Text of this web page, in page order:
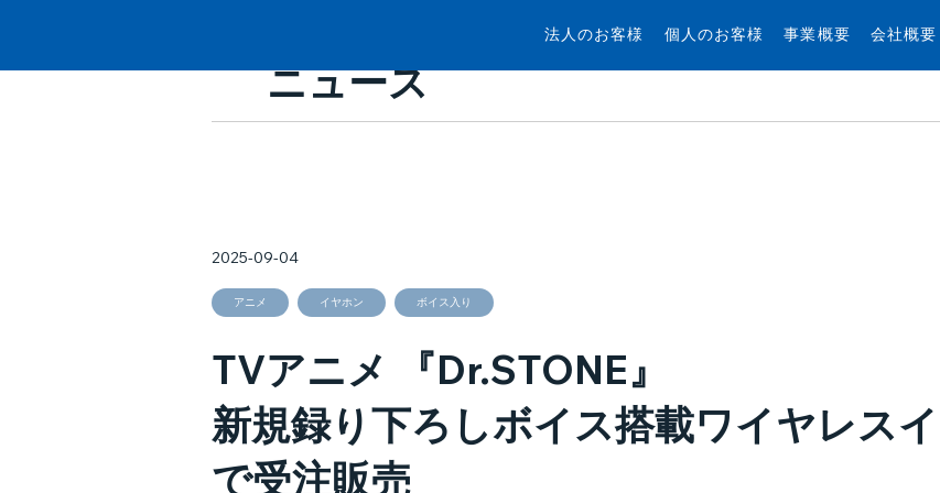
法人のお客様 個人のお客様 事業概要 会社概要
ニュース
TVアニメ 『Dr.STONE』
新規録り下ろしボイス搭載ワイヤレス
で受注販売
アニメ イヤホン ボイス入り
2025-09-04